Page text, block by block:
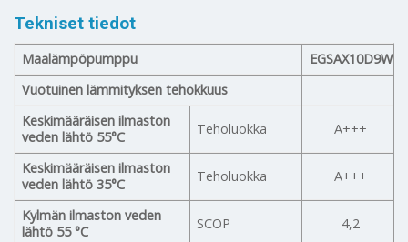
Tekniset tiedot
Maalämpöpumppu EGSAX10D9W
Vuotuinen lämmityksen tehokkuus
Keskimääräisen ilmaston
veden lähtö 55°C
Teholuokka A+++
Keskimääräisen ilmaston
veden lähtö 35°C
Teholuokka A+++
Kylmän ilmaston veden
lähtö 55 °C
SCOP 4,2